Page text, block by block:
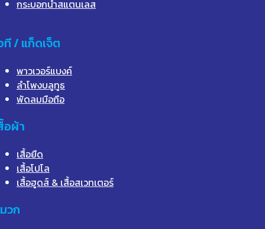
กระบอกน้ำสแตนเลส
ที / แก็ดเจ็ต
พาวเวอร์แบงค์
ลำโพงบลูทูธ
พัดลมมือถือ
อผ้า
เสื้อยืด
เสื้อโปโล
เสื้อฮูดส์ & เสื้อสเวทเตอร์
วก